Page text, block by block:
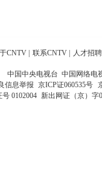
CNTV 联系CNTV 人才招聘
中国中央电视台 中国网络电
信息举报 京ICP证060535号
0102004 新出网证（京）